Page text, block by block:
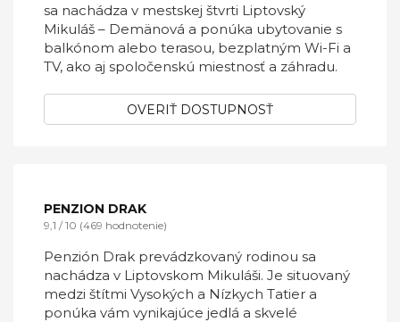
sa nachádza v mestskej štvrti Liptovský
Mikuláš – Demänová a ponúka ubytovanie s
balkónom alebo terasou, bezplatným Wi-Fi a
TV, ako aj spoločenskú miestnosť a záhradu.
OVERIŤ DOSTUPNOSŤ
PENZION DRAK
9,1 / 10 (469 hodnotenie)
Penzión Drak prevádzkovaný rodinou sa
nachádza v Liptovskom Mikuláši. Je situovaný
medzi štítmi Vysokých a Nízkych Tatier a
ponúka vám vynikajúce jedlá a skvelé